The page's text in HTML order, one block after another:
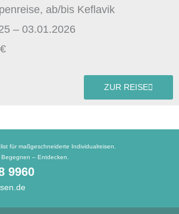
ab/bis Keflavik
– 03.01.2026
ZUR REISE
für maßgeschneiderte Individualreisen.
– Entdecken.
9960